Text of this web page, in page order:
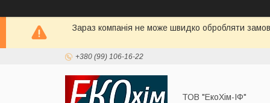
Зараз компанія не може швидко обробляти
+380 (99) 106-16-22
ТОВ "ЕкоХім-ІФ"